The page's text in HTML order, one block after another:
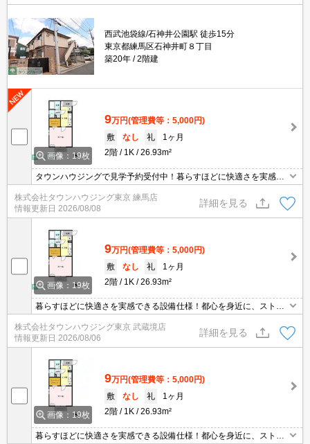
西武池袋線/石神井公園駅 徒歩15分
東京都練馬区石神井町８丁目
築20年
2階建
画像：19枚
9万円(管理費等：5,000円)
敷
なし 礼
1ヶ月
2階
1K 26.93m²
タウンハウジングで見学予約受付中！暮らすほどに快適さを実感で
きる設備仕様！駅前商業施設の多さ！日常の買い物に便利！
株式会社タウンハウジング東京 練馬店
情報更新日 2026/08/08
詳細を見る
画像：19枚
9万円(管理費等：5,000円)
敷
なし 礼
1ヶ月
2階
1K 26.93m²
暮らすほどに快適さを実感できる設備仕様！都心を身近に、ストレ
スフリーな暮らしを楽しむ！住むほどに愛着が深まる暮らしやすい
街！！
株式会社タウンハウジング東京 武蔵境店
情報更新日 2026/08/06
詳細を見る
画像：19枚
9万円(管理費等：5,000円)
敷
なし 礼
1ヶ月
2階
1K 26.93m²
暮らすほどに快適さを実感できる設備仕様！都心を身近に、ストレ